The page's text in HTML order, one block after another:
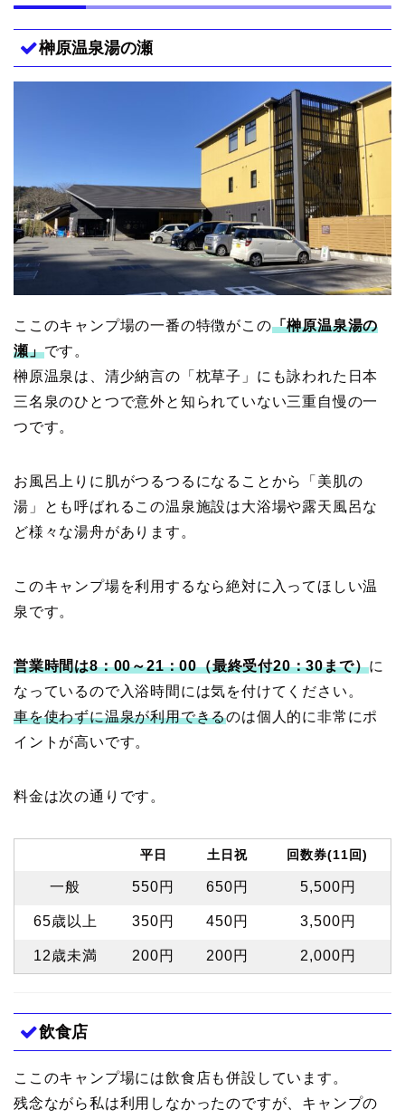
榊原温泉湯の瀬
ここのキャンプ場の一番の特徴がこの「榊原温泉湯の
瀬」です。
榊原温泉は、清少納言の「枕草子」にも詠われた日本
三名泉のひとつで意外と知られていない三重自慢の一
つです。
お風呂上りに肌がつるつるになることから「美肌の
湯」とも呼ばれるこの温泉施設は大浴場や露天風呂な
ど様々な湯舟があります。
このキャンプ場を利用するなら絶対に入ってほしい温
泉です。
営業時間は8：00～21：00（最終受付20：30まで）に
なっているので入浴時間には気を付けてください。
車を使わずに温泉が利用できるのは個人的に非常にポ
イントが高いです。
料金は次の通りです。
平日 土日祝 回数券(11回)
一般 550円 650円 5,500円
65歳以上 350円 450円 3,500円
12歳未満 200円 200円 2,000円
飲食店
ここのキャンプ場には飲食店も併設しています。
残念ながら私は利用しなかったのですが、キャンプの